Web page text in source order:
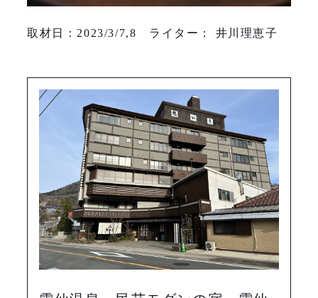
取材日：2023/3/7,8 ライター： 井川理恵子